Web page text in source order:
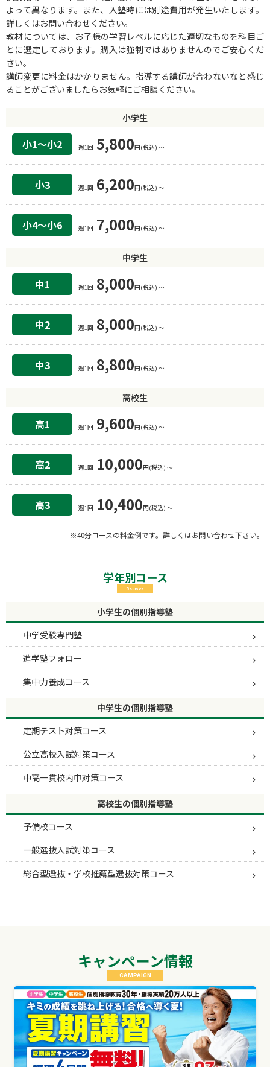
よって異なります。また、入塾時には別途費用が発生いたします。
詳しくはお問い合わせください。
教材については、お子様の学習レベルに応じた適切なものを科目ご
とに選定しております。購入は強制ではありませんのでご安心くだ
さい。
講師変更に料金はかかりません。指導する講師が合わないなと感じ
ることがございましたらお気軽にご相談ください。
小学生
小1〜小2 週1回 5,800円(税込) 〜
小3 週1回 6,200円(税込) 〜
小4〜小6 週1回 7,000円(税込) 〜
中学生
中1 週1回 8,000円(税込) 〜
中2 週1回 8,000円(税込) 〜
中3 週1回 8,800円(税込) 〜
高校生
高1 週1回 9,600円(税込) 〜
高2 週1回 10,000円(税込) 〜
高3 週1回 10,400円(税込) 〜
※40分コースの料金例です。詳しくはお問い合わせ下さい。
学年別コース
Courses
小学生の個別指導塾
中学受験専門塾
進学塾フォロー
集中力養成コース
中学生の個別指導塾
定期テスト対策コース
公立高校入試対策コース
中高一貫校内申対策コース
高校生の個別指導塾
予備校コース
一般選抜入試対策コース
総合型選抜・学校推薦型選抜対策コース
キャンペーン情報
CAMPAIGN